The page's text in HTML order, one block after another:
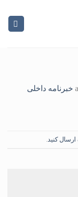
خبرنامه داخلی
ارسال کنید